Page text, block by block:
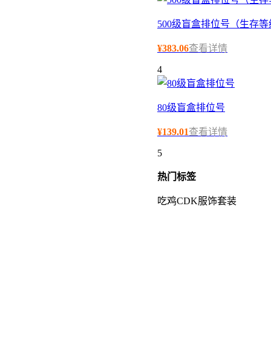
500级盲盒排位号（生存等
¥383.06查看详情
4
80级盲盒排位号
¥139.01查看详情
5
热门 标签
吃鸡CDK服饰套装